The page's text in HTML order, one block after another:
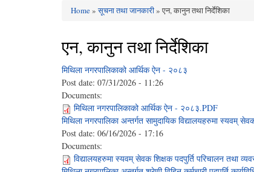
You are here
Home»सूचना तथा जानकारी» एन, कानुन तथा निर्देशिका
एन, कानुन तथा निर्देशिका
मिथिला नगरपालिकाको आर्थिक ऐन - २०८३
Post date: 07/31/2026 - 11:26
Documents:
मिथिला नगरपालिकाको आर्थिक ऐन - २०८३.PDF
मिथिला नगरपालिका अन्तर्गत सामुदायिक विद्यालयहरुमा स्यवम्
Post date: 06/16/2026 - 17:16
Documents:
विद्यालयहरुमा स्यवम् सेवक शिक्षक पदपुर्ति परिचालन तथा